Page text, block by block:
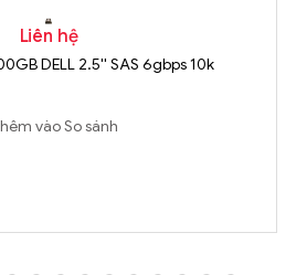
Liên hệ
DELL 2.5'' SAS 6gbps 10k
vào So sánh